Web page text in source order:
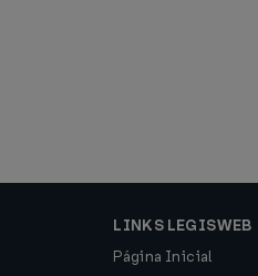
LINKS LEGISWEB
Página Inicial